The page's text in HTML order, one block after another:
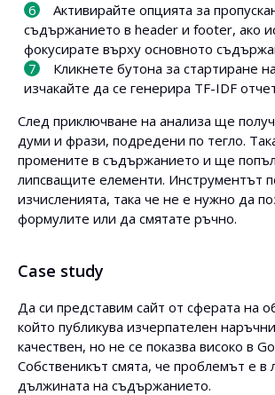
Активирайте опцията за
съдържанието в header и footer, ако
фокусирате върху основното
Кликнете бутона за стартиране
изчакайте да се генерира TF-IDF
След приключване на анализа ще
думи и фрази, подредени по тегло.
промените в съдържанието и ще
липсващите елементи. Инструментът
изчисленията, така че не е нужно да
формулите или да смятате ръчно.
Case study
Да си представим сайт от сферата на
който публикува изчерпателен
качествен, но не се показва високо в
Собственикът смята, че проблемът е в
дължината на съдържанието.